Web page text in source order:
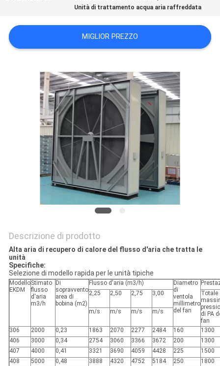
MAPPA
PRIVACY
POLICY
Unità di trattamento acqua aria raffreddata
MIGLIOR PREZZO
Descrizione di prodotto
Alta aria di recupero di calore del flusso d'aria che tratta le
unità
Specifiche:
Selezione di modello rapida per le unità tipiche
Modello
EKDM
Stimato
flusso
d'aria
m3/h
Di
sopravvento
area di
bobina (m2)
Flusso d'aria (m3/h)
Diametro
di
ventola
millimetro
del fan
2,25
2,50 2,75 3,00
Totale
di PA
fan
m/s m/s m/s m/s
306 2000 0,23 1863 2070 2277 2484 160
1300
406
3000 0,34 2754 3060 3366 3672 200
1300
407
4000 0,41 3321 3690 4059 4428 225
1500
408
5000 0,48 3888 4320 4752 5184 250
1800